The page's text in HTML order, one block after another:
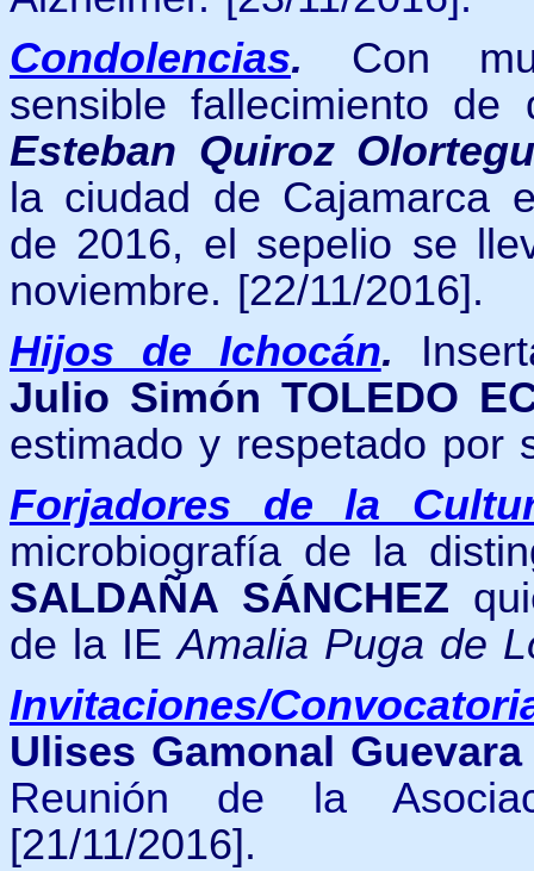
Condolencias. Con
sensible fallecimiento
Esteban Quiroz
la ciudad de Cajamarca
de 2016, el sepelio se
noviembre. [22/11/2016].
Hijos de Ichocán.
Julio Simón TOLEDO
estimado y respetado por
Forjadores de la
microbiografía de la
SALDAÑA SÁNCHEZ
de la IEAmalia Puga de
Invitaciones/
Ulises Gamonal Guevara
Reunión de la
[21/11/2016].